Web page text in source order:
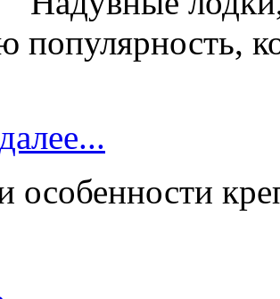
популярность,
особенности